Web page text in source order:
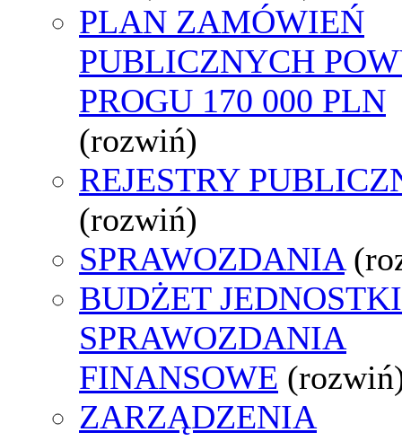
PLAN ZAMÓWIEŃ
PUBLICZNYCH
PROGU 170 000 PLN
(rozwiń)
REJESTRY
(rozwiń)
SPRAWOZDANIA
BUDŻET
SPRAWOZDANIA
FINANSOWE
ZARZĄDZENIA